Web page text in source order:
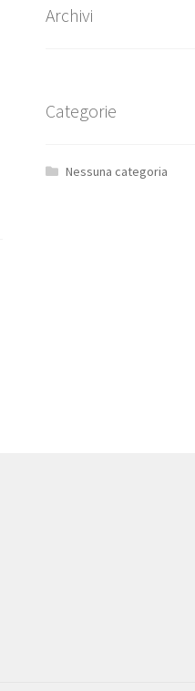
Archivi
Categorie
Nessuna categoria